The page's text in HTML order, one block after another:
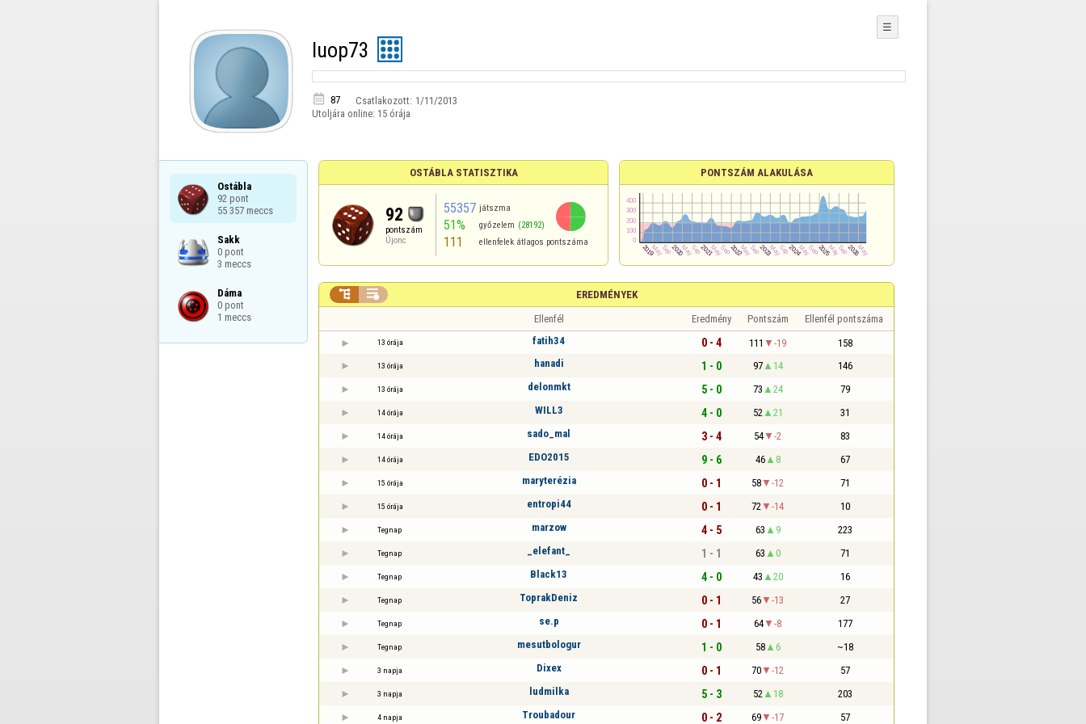
luop73
 87 Csatlakozott: 1/11/2013
Utoljára online: 15 órája
☰
Ostábla
92 pont
55 357 meccs
Sakk
0 pont
3 meccs
Dáma
0 pont
1 meccs
OSTÁBLA STATISZTIKA
92
pontszám
Újonc
55357 játszma
51% győzelem (28192)
111 ellenfelek átlagos pontszáma
PONTSZÁM ALAKULÁSA
EREDMÉNYEK
 
Ellenfél Eredmény Pontszám Ellenfél pontszáma
13 órája fatih34 0 - 4 111 -19 158
13 órája hanadi 1 - 0 97 14 146
13 órája delonmkt 5 - 0 73 24 79
14 órája WILL3 4 - 0 52 21 31
14 órája sado_mal 3 - 4 54 -2 83
14 órája EDO2015 9 - 6 46 8 67
15 órája maryterézia 0 - 1 58 -12 71
15 órája entropi44 0 - 1 72 -14 10
Tegnap marzow 4 - 5 63 9 223
Tegnap _elefant_ 1 - 1 63 0 71
Tegnap Black13 4 - 0 43 20 16
Tegnap ToprakDeniz 0 - 1 56 -13 27
Tegnap se.p 0 - 1 64 -8 177
Tegnap mesutbologur 1 - 0 58 6 ~18
3 napja Dixex 0 - 1 70 -12 57
3 napja ludmilka 5 - 3 52 18 203
4 napja Troubadour 0 - 2 69 -17 57